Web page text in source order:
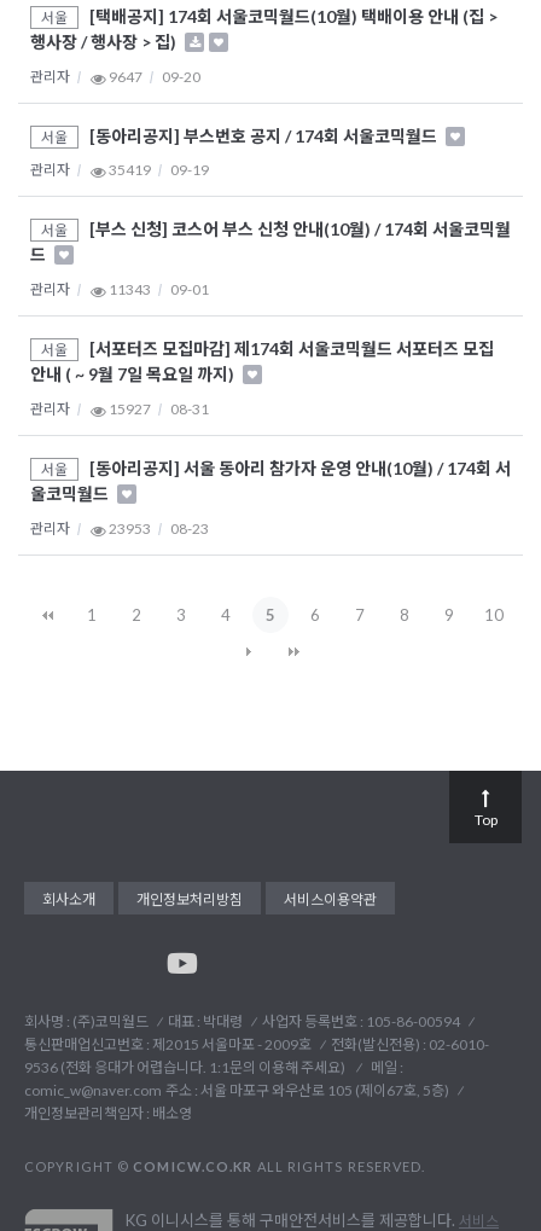
서울
[택배공지] 174회 서울코믹월드(10월) 택배이용 안내 (집 >
행사장 / 행사장 > 집)
관리자 9647 09-20
서울 [동아리공지] 부스번호 공지 / 174회 서울코믹월드
관리자 35419 09-19
서울
[부스 신청] 코스어 부스 신청 안내(10월) / 174회 서울코믹월
드
관리자 11343 09-01
서울
[서포터즈 모집마감] 제174회 서울코믹월드 서포터즈 모집
안내 ( ~ 9월 7일 목요일 까지)
관리자 15927 08-31
서울
[동아리공지] 서울 동아리 참가자 운영 안내(10월) / 174회 서
울코믹월드
관리자 23953 08-23
1 2 3 4 5 6 7 8 9 10
회사소개 개인정보처리방침 서비스이용약관
회사명 : (주)코믹월드 대표 : 박대령
사업자 등록번호 : 105-86-00594
통신판매업신고번호 : 제2015 서울마포 - 2009호
전화(발신전용) : 02-6010-
9536 (전화 응대가 어렵습니다. 1:1문의 이용해 주세요)
메일 :
comic_w@naver.com 주소 : 서울 마포구 와우산로 105 (제이67호, 5층)
개인정보관리책임자 : 배소영
COPYRIGHT © COMICW.CO.KR ALL RIGHTS RESERVED.
KG 이니시스를 통해 구매안전서비스를 제공합니다. 서비스
Top